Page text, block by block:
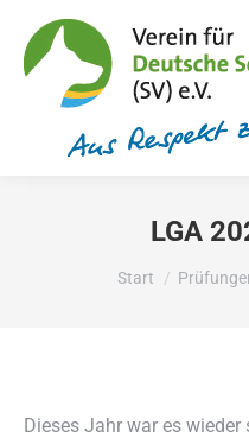
LGA
Sie befinden
Start
Dieses Jahr war es